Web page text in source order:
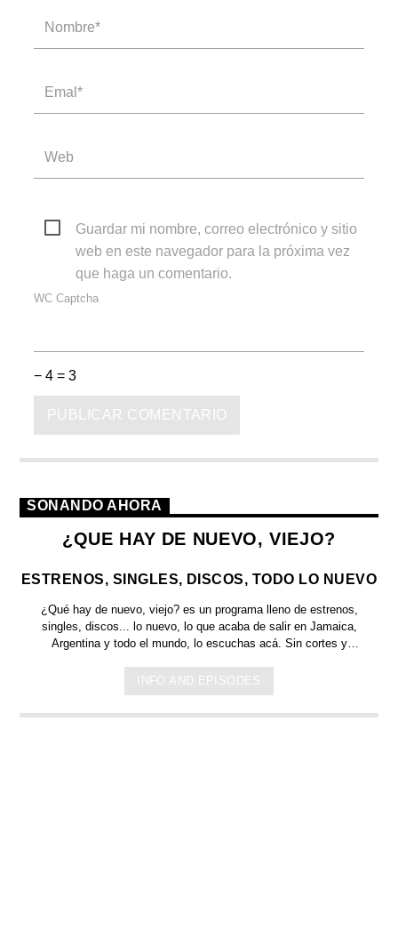
Guardar mi nombre, correo electrónico y sitio
web en este navegador para la próxima vez
que haga un comentario.
WC Captcha
− 4 = 3
SONANDO AHORA
¿QUE HAY DE NUEVO, VIEJO?
ESTRENOS, SINGLES, DISCOS, TODO LO NUEVO
¿Qué hay de nuevo, viejo?es un programa lleno de estrenos,
singles, discos... lo nuevo,
lo que acaba de salir enJamaica,
Argentina y todo el mundo,
lo escuchas acá. Sin cortes y
INFO AND EPISODES